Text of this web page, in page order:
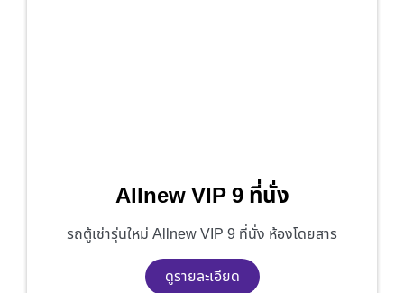
Allnew VIP 9 ที่นั่ง
รถตู้เช่ารุ่นใหม่ Allnew VIP 9 ที่นั่ง ห้องโดยสาร
ดูรายละเอียด